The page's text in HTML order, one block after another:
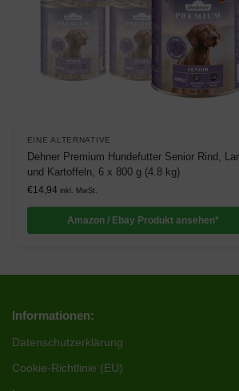
EINE ALTERNATIVE
Dehner Premium Hundefutter Senior Rind,
und Kartoffeln, 6 x 800 g (4.8 kg)
€14,94 inkl. MwSt.
Amazon / Ebay Produkt ansehen*
Informationen:
Datenschutzerklärung
Cookie-Richtlinie (EU)